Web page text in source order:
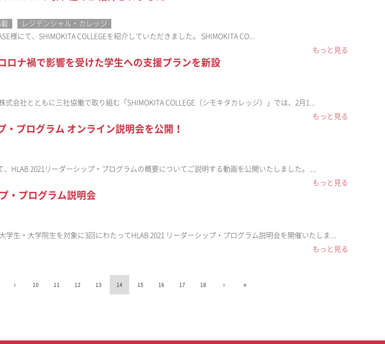
レジデンシャル・カレッジ
様にて、SHIMOKITA COLLEGEを紹介していただきました。 SHIMOKITA CO...
もっと見る
ロナ禍で影響を受けた学生への支援プランを新設
式会社とともに三社協働で取り組む「SHIMOKITA COLLEGE（シモキタカレッジ）」では、2月1...
もっと見る
・プログラム オンライン説明会を公開！
、HLAB 2021リーダーシップ・プログラムの概要についてご説明する動画を公開いたしました。 ...
もっと見る
・プログラム説明会
学生・大学院生を対象に3回にわたってHLAB 2021 リーダーシップ・プログラム説明会を開催いたしま...
もっと見る
10 11 12 13 14 15 16 17 18